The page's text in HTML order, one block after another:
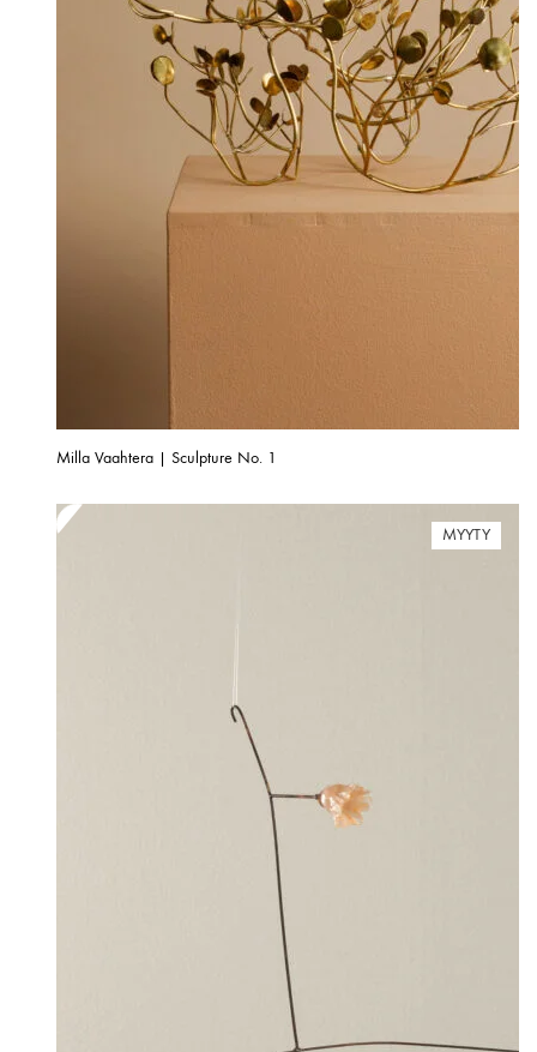
Milla Vaahtera | Sculpture No. 1
MYYTY